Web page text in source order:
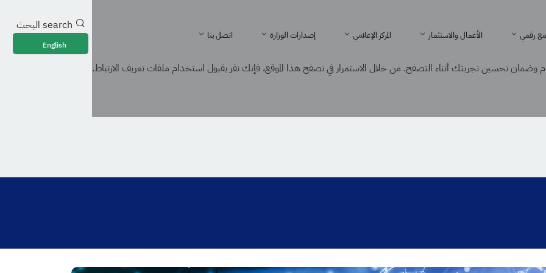
رقمي الأعمال والاستثمار المركز الإعلامي إصدارات الوزارة اتصل بنا
search البحث
English
تحسين تجربتك أثناء التصفح. من خلال الاستمرار في تصفح هذا الموقع، فإنك تقر بقبول استخدام ملفات تعريف الارتباط.